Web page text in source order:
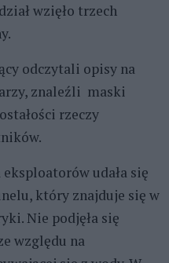
wzięło trzech
odczytali opisy na
znaleźli maski
rzeczy
udała się
który znajduje się w
Nie podjęła się
względu na